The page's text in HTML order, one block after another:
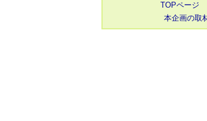
TOPページ
本企画の取